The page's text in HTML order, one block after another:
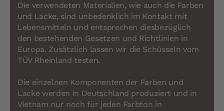
Die verwendeten Materialien, wie auch die Farben
und Lacke, sind unbedenklich im Kontakt mit
Lebensmitteln und entsprechen diesbezüglich
den bestehenden Gesetzen und Richtlinien in
Europa. Zusätzlich lassen wir die Schüsseln vom
TÜV Rheinland testen.
Die einzelnen Komponenten der Farben und
Lacke werden in Deutschland produziert und in
Vietnam nur noch für jeden Farbton in